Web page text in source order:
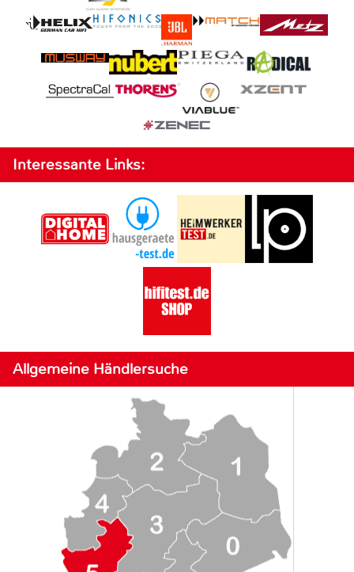
Interessante Links:
Allgemeine Händlersuche